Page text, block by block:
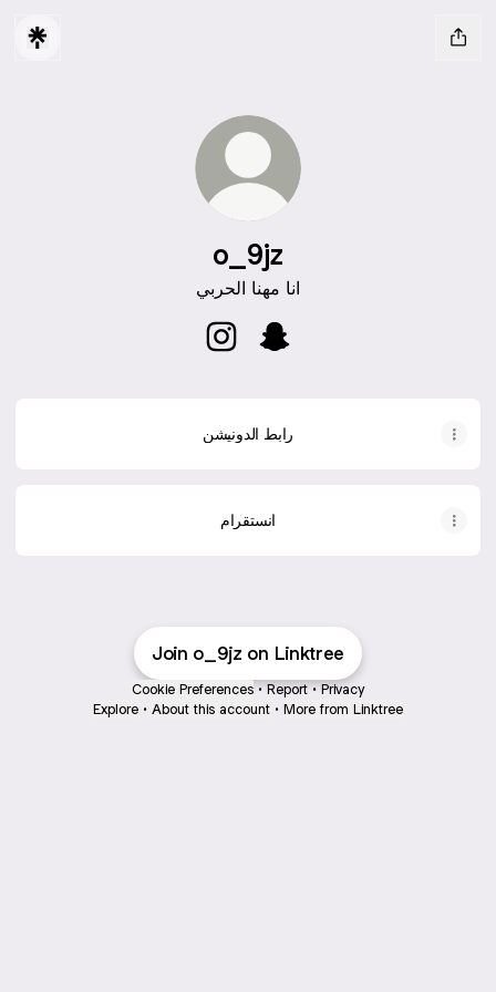
o_9jz
انا مهنا الحربي
رابط الدونيشن
انستقرام
Join o_9jz on Linktree
Cookie Preferences • Report • Privacy
Explore • About this account • More from Linktree